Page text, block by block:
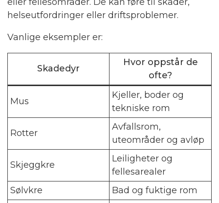
helseutfordringer eller driftsproblemer.
Vanlige eksempler er:
Skadedyr
Hvor oppstår de
ofte?
Mus
Kjeller, boder og
tekniske rom
Rotter
Avfallsrom,
uteområder og avløp
Skjeggkre
Leiligheter og
fellesarealer
Sølvkre
Bad og fuktige rom